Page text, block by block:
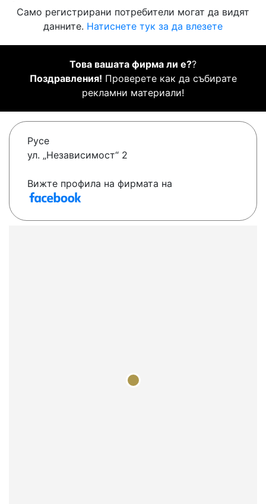
Само регистрирани потребители могат да видят
данните. Натиснете тук за да влезете
Това вашата фирма ли е??
Поздравления! Проверете как да събирате
рекламни материали!
Русе
ул. „Независимост“ 2
Вижте профила на фирмата на